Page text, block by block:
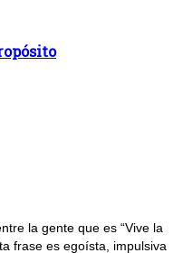
la gente que es “Vive la
frase es egoísta, impulsiva